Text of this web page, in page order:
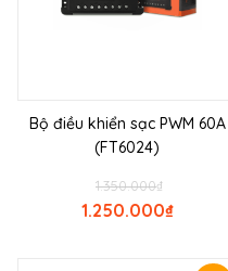
Bộ điều khiển sạc PWM 60A
(FT6024)
₫
1.350.000
₫
1.250.000